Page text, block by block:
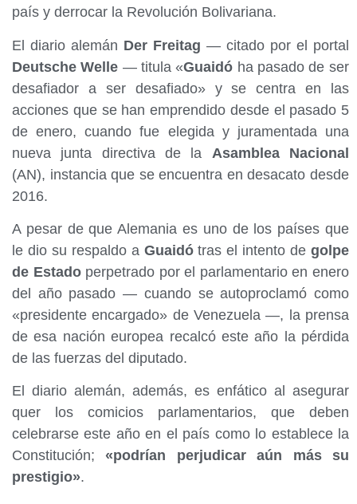
país y derrocar la Revolución Bolivariana.
El diario alemán Der Freitag — citado por el portal
Deutsche Welle — titula «Guaidó ha pasado de ser
desafiador a ser desafiado» y se centra en las
acciones que se han emprendido desde el pasado 5
de enero, cuando fue elegida y juramentada una
nueva junta directiva de la Asamblea Nacional
(AN), instancia que se encuentra en desacato desde
2016.
A pesar de que Alemania es uno de los países que
le dio su respaldo a Guaidótras el intento de golpe
de Estadoperpetrado por el parlamentario en enero
del año pasado — cuando se autoproclamó como
«presidente encargado» de Venezuela —, la prensa
de esa nación europea recalcó este año la pérdida
de las fuerzas del diputado.
El diario alemán, además, es enfático al asegurar
quer los comicios parlamentarios, que deben
celebrarse este año en el país como lo establece la
Constitución; «podrían perjudicar aún más su
prestigio».